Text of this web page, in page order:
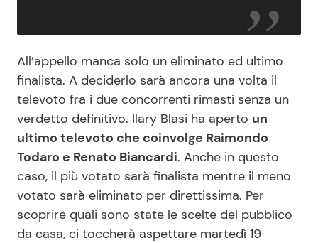
All’appello manca solo un eliminato ed ultimo
finalista. A deciderlo sarà ancora una volta il
televoto fra i due concorrenti rimasti senza un
verdetto definitivo. Ilary Blasi ha aperto un
ultimo televoto che coinvolge Raimondo
Todaro e Renato Biancardi. Anche in questo
caso, il più votato sarà finalista mentre il meno
votato sarà eliminato per direttissima. Per
scoprire quali sono state le scelte del pubblico
da casa, ci toccherà aspettare martedì 19